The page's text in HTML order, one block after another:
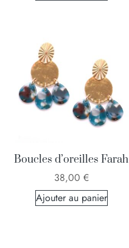
Boucles d’oreilles Farah
38,00 €
Ajouter au panier